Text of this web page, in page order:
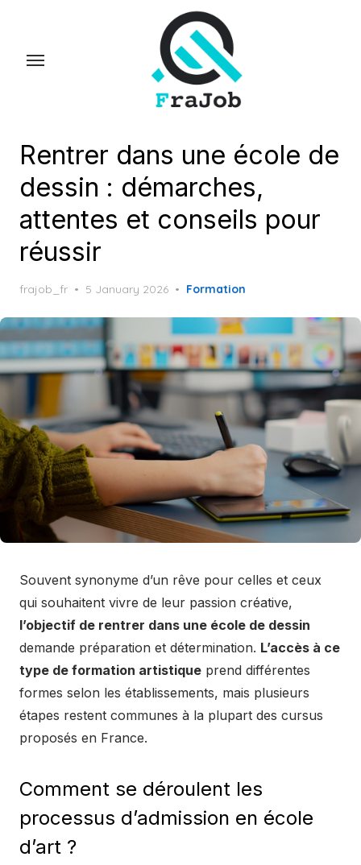
Rentrer dans une école de
dessin : démarches,
attentes et conseils pour
réussir
frajob_fr
Posted
5 January 2026 Formation
Souvent synonyme d’un rêve pour celles et ceux
qui souhaitent vivre de leur passion créative,
l’objectif de rentrer dans une école de dessin
demande préparation et détermination. L’accès à ce
type de formation artistique prend différentes
formes selon les établissements, mais plusieurs
étapes restent communes à la plupart des cursus
proposés en France.
Comment se déroulent les
processus d’admission en école
d’art ?